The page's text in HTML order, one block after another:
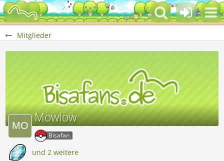
Mitglieder
Mowlow
Bisafan
und 2 weitere